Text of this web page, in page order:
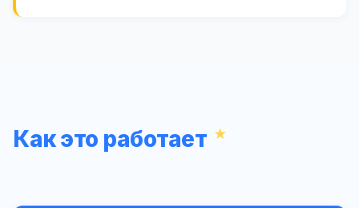
Как это работает